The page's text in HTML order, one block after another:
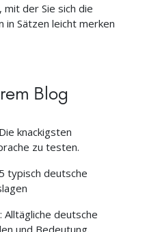
mit der Sie sich die
in Sätzen leicht merken
Blog
knackigsten
zu testen.
typisch deutsche
: Alltägliche deutsche
und Bedeutung.